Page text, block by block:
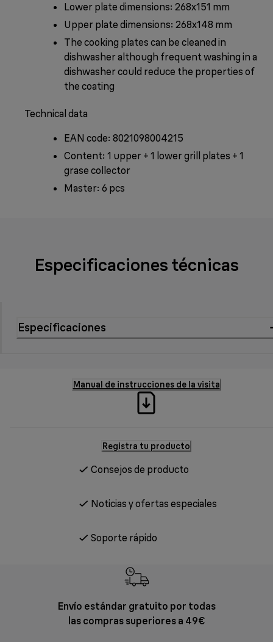
Lower plate dimensions: 268x151 mm
Upper plate dimensions: 268x148 mm
The cooking plates can be cleaned in
dishwasher although frequent washing in a
dishwasher could reduce the properties of
the coating
Technical data
EAN code: 8021098004215
Content: 1 upper + 1 lower grill plates + 1
grase collector
Master: 6 pcs
Especificaciones técnicas
Especificaciones
Manual de instrucciones de la visita
Registra tu producto
Consejos de producto
Noticias y ofertas especiales
Soporte rápido
Envío estándar gratuito por todas
las compras superiores a 49€